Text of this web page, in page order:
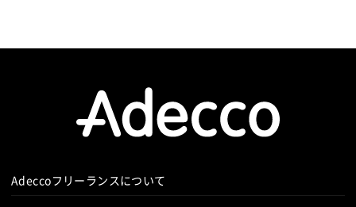
Adeccoフリーランスについて